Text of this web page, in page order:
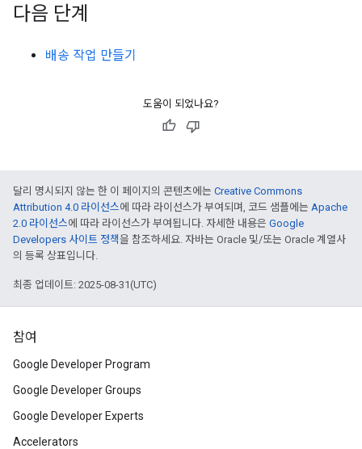
다음 단계
배송 작업 만들기
도움이 되었나요?
달리 명시되지 않는 한 이 페이지의 콘텐츠에는 Creative Commons
Attribution 4.0 라이선스에 따라 라이선스가 부여되며, 코드 샘플에는 Apache
2.0 라이선스에 따라 라이선스가 부여됩니다. 자세한 내용은 Google
Developers 사이트 정책을 참조하세요. 자바는 Oracle 및/또는 Oracle 계열사
의 등록 상표입니다.
최종 업데이트: 2025-08-31(UTC)
참여
Google Developer Program
Google Developer Groups
Google Developer Experts
Accelerators